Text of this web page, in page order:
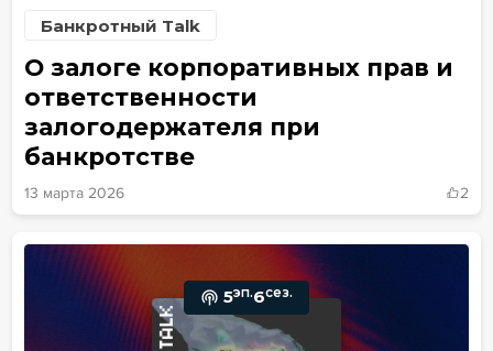
Банкротный Talk
О залоге корпоративных прав и
ответственности
залогодержателя при
банкротстве
13 марта 2026 2
5эп.6сез.